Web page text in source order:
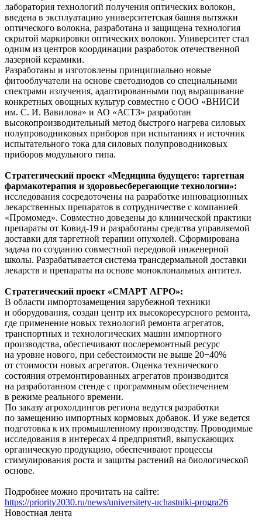
лаборатория технологий получения оптических волокон,
введена в эксплуатацию университетская башня вытяжки
оптического волокна, разработана и защищена технология
скрытой маркировки оптических волокон. Университет стал
одним из центров координации разработок отечественной
лазерной керамики.
Разработаны и изготовлены принципиально новые
фитооблучатели на основе светодиодов со специальными
спектрами излучения, адаптированными под выращивание
конкретных овощных культур совместно с ООО «ВНИСИ
им. С. И. Вавилова» и АО «АСТЗ» разработан
высокопроизводительный метод быстрого нагрева силовых
полупроводниковых приборов при испытаниях и источник
испытательного тока для силовых полупроводниковых
приборов модульного типа.
Стратегический проект «Медицина будущего: таргетная
фармакотерапия и здоровьесберегающие технологии»:
исследования сосредоточены на разработке инновационных
лекарственных препаратов в сотрудничестве с компанией
«Промомед». Совместно доведены до клинической практики
препараты от Ковид-19 и разработаны средства управляемой
доставки для таргетной терапии опухолей. Сформирована
задача по созданию совместной передовой инженерной
школы. Разрабатывается система трансдермальной доставки
лекарств и препараты на основе моноклональных антител.
Стратегический проект «СМАРТ АГРО»:
В области импортозамещения зарубежной техники
и оборудования, создан центр их высокоресурсного ремонта,
где применение новых технологий ремонта агрегатов,
транспортных и технологических машин импортного
производства, обеспечивают послеремонтный ресурс
на уровне нового, при себестоимости не выше 20−40%
от стоимости новых агрегатов. Оценка технического
состояния отремонтированных агрегатов производится
на разработанном стенде с программным обеспечением
в режиме реального времени.
По заказу агрохолдингов региона ведутся разработки
по замещению импортных кормовых добавок. И уже ведется
подготовка к их промышленному производству. Проводимые
исследования в интересах 4 предприятий, выпускающих
органическую продукцию, обеспечивают процессы
стимулирования роста и защиты растений на биологической
основе.
Подробнее можно прочитать на сайте:
https://priority2030.ru/news/universitety-uchastniki-progra26
Новостная лента